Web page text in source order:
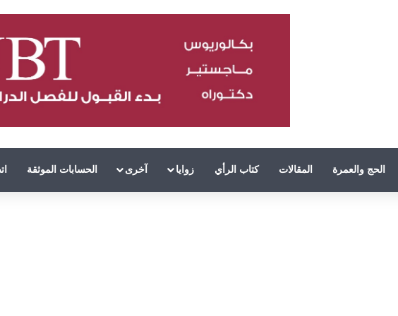
الحج والعمرة المقالات كتاب الرأي زوايا آخرى الحسابات الموثقة